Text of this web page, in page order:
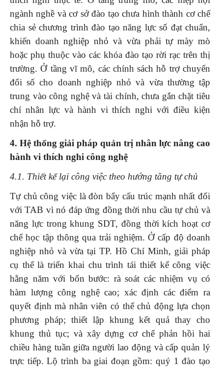
ngành nghề và cơ sở đào tạo chưa hình thành cơ chế
chia sẻ chương trình đào tạo năng lực số đạt chuẩn,
khiến doanh nghiệp nhỏ và vừa phải tự mày mò
hoặc phụ thuộc vào các khóa đào tạo rời rạc trên thị
trường. Ở tầng vĩ mô, các chính sách hỗ trợ chuyển
đổi số cho doanh nghiệp nhỏ và vừa thường tập
trung vào công nghệ và tài chính, chưa gắn chặt tiêu
chí nhân lực và hành vi thích nghi với điều kiện
nhận hỗ trợ.
4. Hệ thống giải pháp quản trị nhân lực nâng cao
hành vi thích nghi công nghệ
4.1. Thiết kế lại công việc theo hướng tăng tự chủ
Tự chủ công việc là đòn bẩy cấu trúc mạnh nhất đối
với TAB vì nó đáp ứng đồng thời nhu cầu tự chủ và
năng lực trong khung SDT, đồng thời kích hoạt cơ
chế học tập thông qua trải nghiệm. Ở cấp độ doanh
nghiệp nhỏ và vừa tại TP. Hồ Chí Minh, giải pháp
cụ thể là triển khai chu trình tái thiết kế công việc
hằng năm với bốn bước: rà soát các nhiệm vụ có
hàm lượng công nghệ cao; xác định các điểm ra
quyết định mà nhân viên có thể chủ động lựa chọn
phương pháp; thiết lập khung kết quả thay cho
khung thủ tục; và xây dựng cơ chế phản hồi hai
chiều hàng tuần giữa người lao động và cấp quản lý
trực tiếp. Lộ trình ba giai đoạn gồm: quý 1 đào tạo